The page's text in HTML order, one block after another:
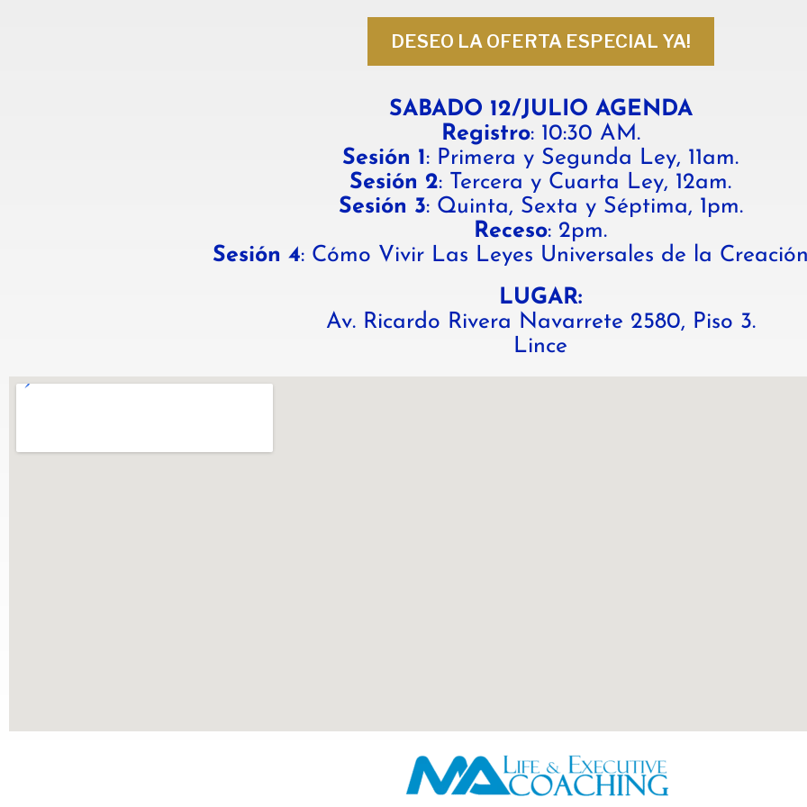
DESEO LA OFERTA ESPECIAL YA!
SABADO 12/JULIO AGENDA
Registro: 10:30 AM.
Sesión 1 : Primera y Segunda Ley, 11am.
Sesión 2: Tercera y Cuarta Ley, 12am.
Sesión 3: Quinta, Sexta y Séptima, 1pm.
Receso: 2pm.
Sesión 4: Cómo Vivir Las Leyes Universales de la
LUGAR:
Av. Ricardo Rivera Navarrete 2580, Piso 3.
Lince